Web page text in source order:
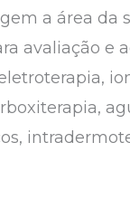
a área
avaliação e